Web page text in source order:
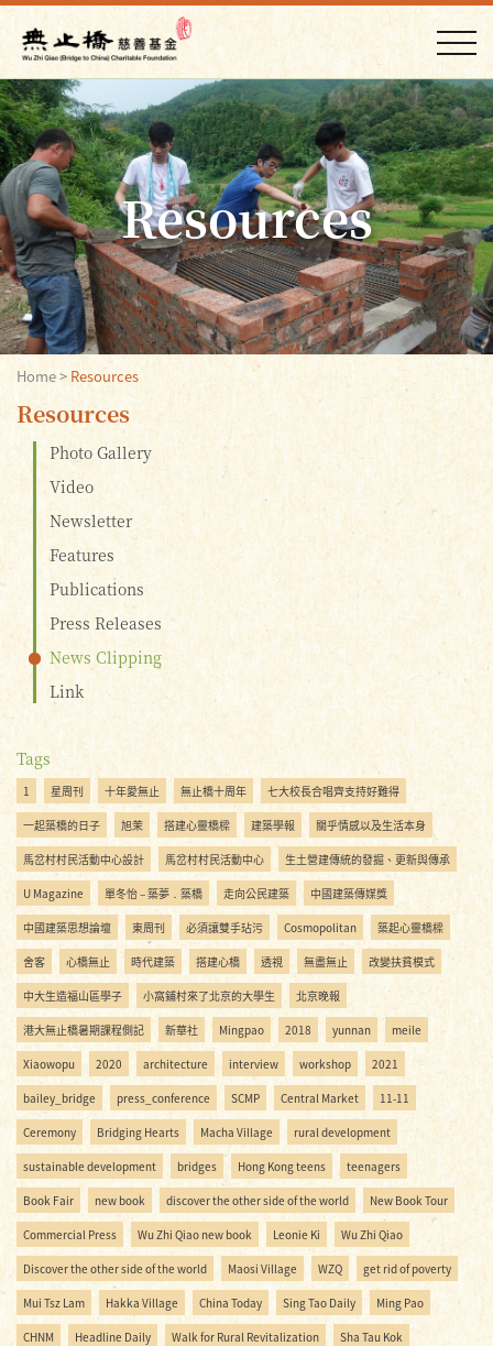
Resources
Home> Resources
Resources
Photo Gallery
Video
Newsletter
Features
Publications
Press Releases
News Clipping
Link
Tags
1 星周刊 十年愛無止 無止橋十周年 七大校長合唱齊支持好難得
一起築橋的日子 旭茉 搭建心靈橋樑 建築學報 關乎情感以及生活本身
馬岔村村民活動中心設計 馬岔村村民活動中心 生土營建傳統的發掘、更新與傳承
U Magazine 單冬怡 – 築夢．築橋 走向公民建築 中國建築傳媒獎
中國建築思想論壇 東周刊 必須讓雙手玷污 Cosmopolitan 築起心靈橋樑
舍客 心橋無止 時代建築 搭建心橋 透視 無盡無止 改變扶貧模式
中大生造福山區學子 小窩鋪村來了北京的大學生 北京晚報
港大無止橋暑期課程側記 新華社 Mingpao 2018 yunnan meile
Xiaowopu 2020 architecture interview workshop 2021
bailey_bridge press_conference SCMP Central Market 11-11
Ceremony Bridging Hearts Macha Village rural development
sustainable development bridges Hong Kong teens teenagers
Book Fair new book discover the other side of the world New Book Tour
Commercial Press Wu Zhi Qiao new book Leonie Ki Wu Zhi Qiao
Discover the other side of the world Maosi Village WZQ get rid of poverty
Mui Tsz Lam Hakka Village China Today Sing Tao Daily Ming Pao
CHNM Headline Daily Walk for Rural Revitalization Sha Tau Kok